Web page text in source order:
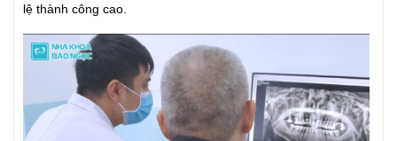
lệ thành công cao.